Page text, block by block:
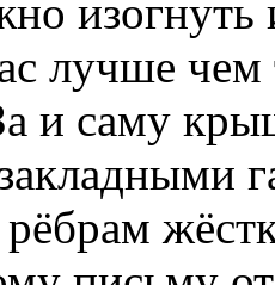
лучше
и саму